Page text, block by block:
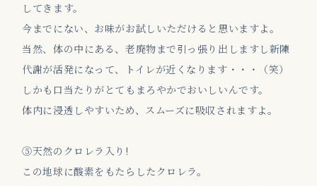
してきます。
今までにない、お味がお試しいただけると思いますよ。
当然、体の中にある、老廃物まで引っ張り出しますし新陳
代謝が活発になって、トイレが近くなります・・・（笑）
しかも口当たりがとてもまろやかでおいしいんです。
体内に浸透しやすいため、スムーズに吸収されますよ。
⑤天然のクロレラ入り!
この地球に酸素をもたらしたクロレラ。